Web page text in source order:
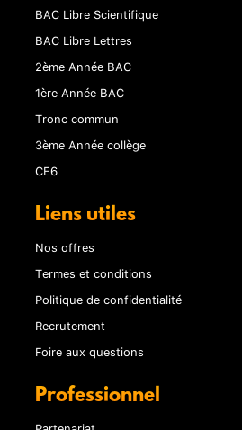
BAC Libre Scientifique
BAC Libre Lettres
2ème Année BAC
1ère Année BAC
Tronc commun
3ème Année collège
CE6
Liens utiles
Nos offres
Termes et conditions
Politique de confidentialité
Recrutement
Foire aux questions
Professionnel